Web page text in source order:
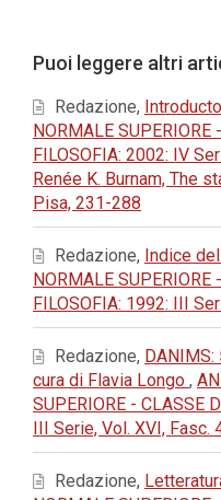
dell'articolo
Puoi leggere altri
Redazione,
NORMALE SUPERIORE
FILOSOFIA: 2002: IV
Renée K. Burnam, The
Pisa, 231-288
Redazione, Indice
NORMALE SUPERIORE
FILOSOFIA: 1992: III
Redazione, DANIMS:
cura di Flavia Longo ,
SUPERIORE - CLASSE
III Serie, Vol. XVI, Fasc.
Redazione,